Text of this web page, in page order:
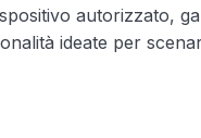
autorizzato,
ideate per